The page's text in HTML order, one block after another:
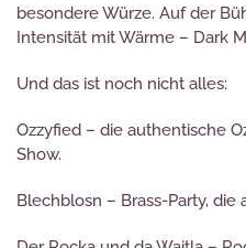
besondere Würze. Auf der
Intensität mit Wärme – Dark
Und das ist noch nicht alles:
Ozzyfied – die authentische
Show.
Blechblosn – Brass-Party, die